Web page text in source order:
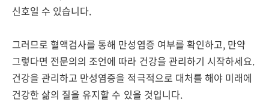
신호일 수 있습니다.
그러므로 혈액검사를 통해 만성염증 여부를 확인하고, 만약
그렇다면 전문의의 조언에 따라 건강을 관리하기 시작하세요.
건강을 관리하고 만성염증을 적극적으로 대처를 해야 미래에
건강한 삶의 질을 유지할 수 있을 것입니다.